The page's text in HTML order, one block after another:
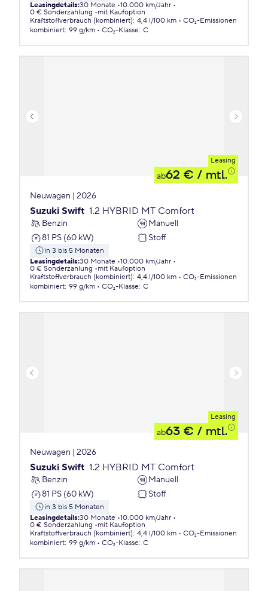
Leasingdetails:30 Monate 10.000 km/Jahr
0 € Sonderzahlung
mit Kaufoption
Kraftstoffverbrauch (kombiniert): 4,4 l/100 km
CO₂-Emissionen
kombiniert: 99 g/km CO₂-Klasse: C
Leasing
ab62 € / mtl.
Neuwagen | 2026
Suzuki Swift 1.2 HYBRID MT Comfort
Benzin
Manuell
81 PS (60 kW)
Stoff
in 3 bis 5 Monaten
Leasingdetails:30 Monate 10.000 km/Jahr
0 € Sonderzahlung
mit Kaufoption
Kraftstoffverbrauch (kombiniert): 4,4 l/100 km
CO₂-Emissionen
kombiniert: 99 g/km CO₂-Klasse: C
Leasing
ab63 € / mtl.
Neuwagen | 2026
Suzuki Swift 1.2 HYBRID MT Comfort
Benzin
Manuell
81 PS (60 kW)
Stoff
in 3 bis 5 Monaten
Leasingdetails:30 Monate 10.000 km/Jahr
0 € Sonderzahlung
mit Kaufoption
Kraftstoffverbrauch (kombiniert): 4,4 l/100 km
CO₂-Emissionen
kombiniert: 99 g/km CO₂-Klasse: C